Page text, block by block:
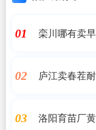
01
栾川哪有卖
02
庐江卖春茬
03
洛阳育苗厂